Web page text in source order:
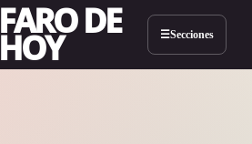
FARO DE
HOY ☰Secciones